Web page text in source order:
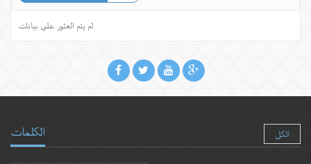
لم يتم العثور علي بيانات
الكلمات الكل